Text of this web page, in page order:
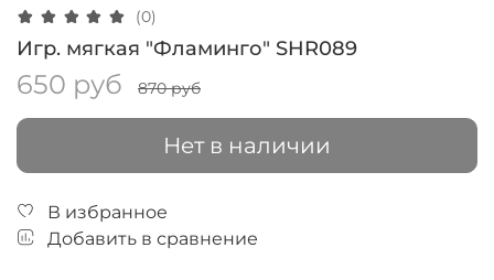
(0)
Игр. мягкая "Фламинго" SHR089
650 руб 870 руб
Нет в наличии
В избранное
Добавить в сравнение